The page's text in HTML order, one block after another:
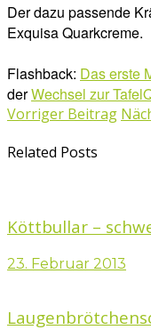
Der dazu passende
Exquisa Quarkcreme.
Flashback: Das erste
derWechsel zur
Vorriger Beitrag
Related Posts
Köttbullar –
23. Februar 2013